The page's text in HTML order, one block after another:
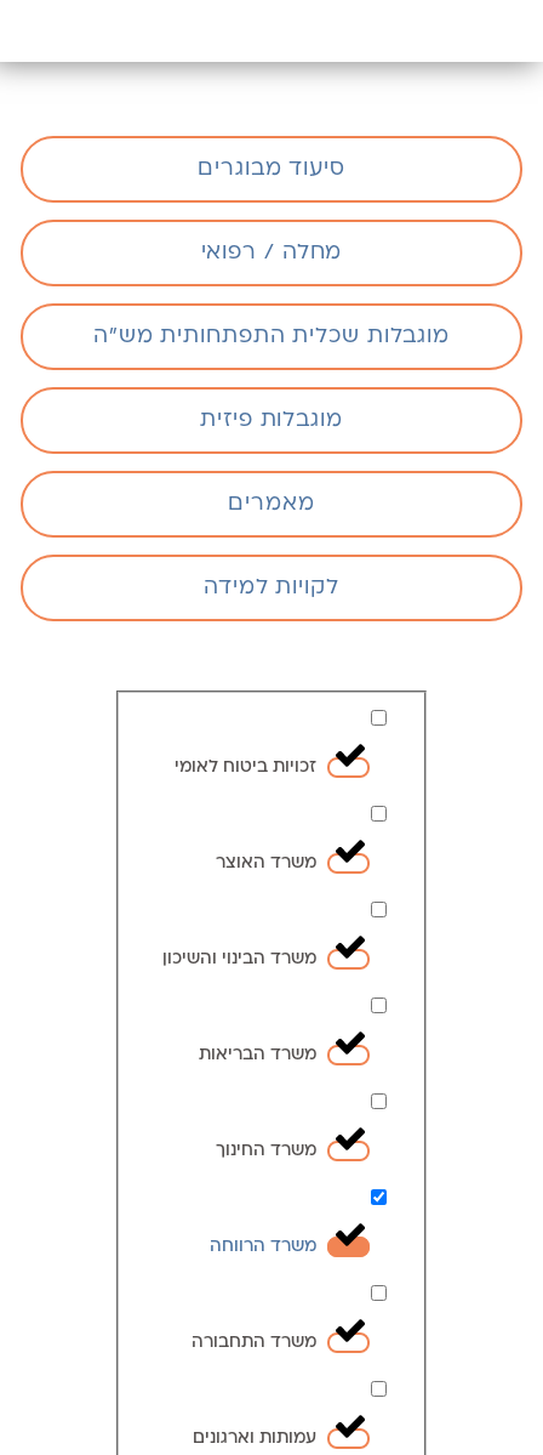
סיעוד מבוגרים
מחלה / רפואי
מוגבלות שכלית התפתחותית מש"ה
מוגבלות פיזית
מאמרים
לקויות למידה
זכויות ביטוח לאומי
משרד האוצר
משרד הבינוי והשיכון
משרד הבריאות
משרד החינוך
משרד הרווחה
משרד התחבורה
עמותות וארגונים